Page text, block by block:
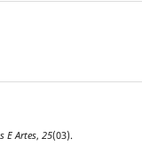
E Artes, 25(03).